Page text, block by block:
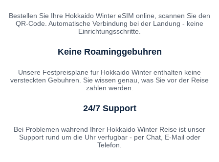
Bestellen Sie Ihre Hokkaido Winter eSIM online, scannen Sie den
QR-Code. Automatische Verbindung bei der Landung - keine
Einrichtungsschritte.
Keine Roaminggebuhren
Unsere Festpreisplane fur Hokkaido Winter enthalten keine
versteckten Gebuhren. Sie wissen genau, was Sie vor der Reise
zahlen werden.
24/7 Support
Bei Problemen wahrend Ihrer Hokkaido Winter Reise ist unser
Support rund um die Uhr verfugbar - per Chat, E-Mail oder
Telefon.